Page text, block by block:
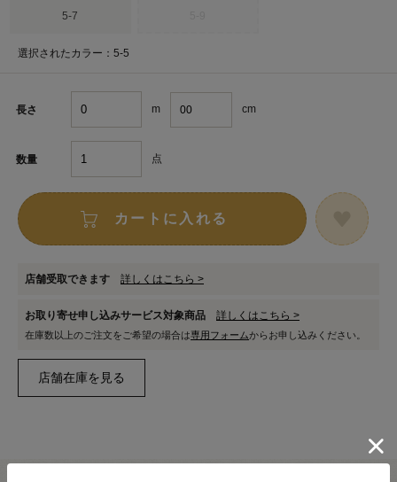
5-7
選択されたカラー：5-5
長さ m cm
数量 点
カートに入れる
店舗受取できます 詳しくはこちら >
お取り寄せ申し込みサービス対象商品 詳しくはこちら >
在庫数以上のご注文をご希望の場合は専用フォームからお申し込みください。